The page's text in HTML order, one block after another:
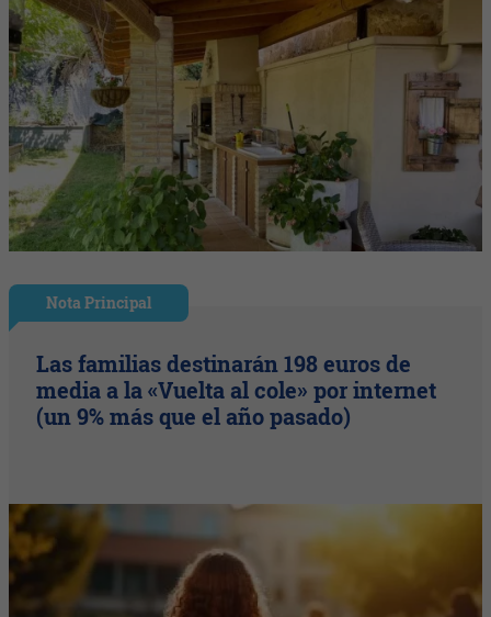
Nota Principal
Las familias destinarán 198 euros de
media a la «Vuelta al cole» por internet
(un 9% más que el año pasado)